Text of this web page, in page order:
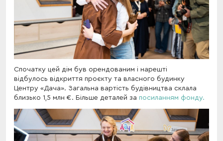
Спочатку цей дім був орендованим і нарешті
відбулось відкриття проєкту та власного будинку
Центру «Дача». Загальна вартість будівництва склала
близько 1,5 млн €. Більше деталей за посиланням фонду.